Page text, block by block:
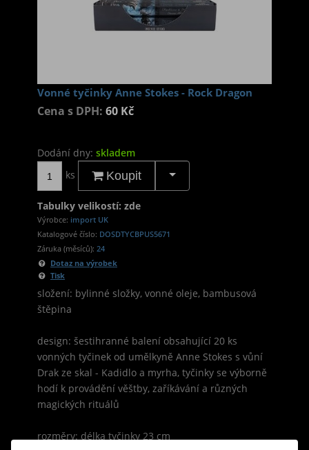
Vonné tyčinky Anne Stokes - Rock Dragon
Cena s DPH: 60 Kč
Dodání dny: skladem
ks
Koupit
Tabulky velikostí: zde
Výrobce: import UK
Katalogové číslo: DOSDTYCBPUS5671
Záruka (měsíců): 24
Dotaz na výrobek
Tisk
složení: bylinné složky, vonné oleje, bambusová
štěpina
design: šestihranné balení obsahující 20 ks
vonných tyčinek od umělkyně Anne Stokes s vůní
Drak ze skal - Kadidlo a myrha, tyčinky se výborně
hodí k provádění věštby, zaříkávání a různých
magických rituálů
rozměry: délka tyčinky 23 cm